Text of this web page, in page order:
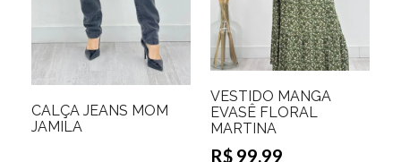
CALÇA JEANS MOM
JAMILA
VESTIDO MANGA
EVASÊ FLORAL
MARTINA
R$ 99,99